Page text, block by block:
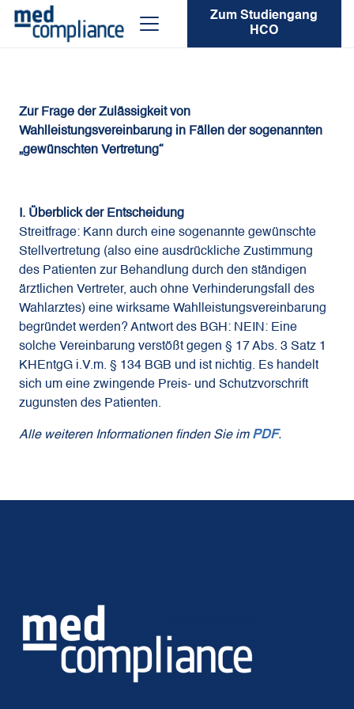
Zum Studiengang
HCO
Zur Frage der Zulässigkeit von
Wahlleistungsvereinbarung in Fällen der sogenannten
„gewünschten Vertretung“
I. Überblick der Entscheidung
Streitfrage: Kann durch eine sogenannte gewünschte
Stellvertretung (also eine ausdrückliche Zustimmung
des Patienten zur Behandlung durch den ständigen
ärztlichen Vertreter, auch ohne Verhinderungsfall des
Wahlarztes) eine wirksame Wahlleistungsvereinbarung
begründet werden? Antwort des BGH: NEIN: Eine
solche Vereinbarung verstößt gegen § 17 Abs. 3 Satz 1
KHEntgG i.V.m. § 134 BGB und ist nichtig. Es handelt
sich um eine zwingende Preis- und Schutzvorschrift
zugunsten des Patienten.
Alle weiteren Informationen finden Sie im PDF.